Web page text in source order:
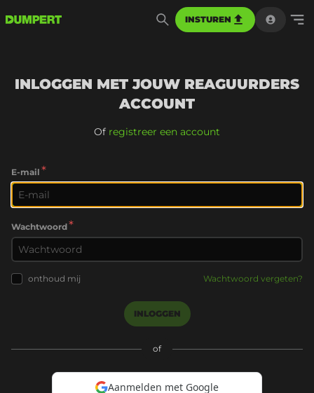
INSTUREN
INLOGGEN MET JOUW REAGUURDERS
ACCOUNT
Of registreer een account
E-mail *
Wachtwoord*
onthoud mij Wachtwoord vergeten?
INLOGGEN
of
Aanmelden met Google